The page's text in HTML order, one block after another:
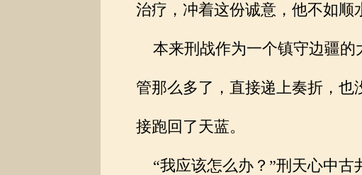
治疗，冲着这份诚意，他不如顺
本来刑战作为一个镇守边疆的
管那么多了，直接递上奏折，
接跑回了天蓝。
“我应该怎么办？”刑天心中古